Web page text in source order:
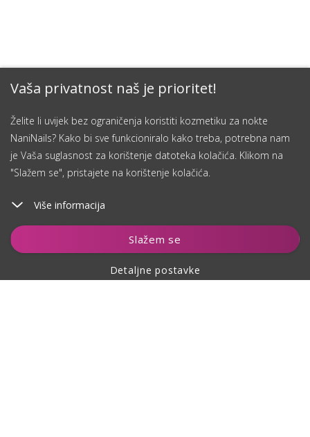
Vaša privatnost naš je prioritet!
Želite li uvijek bez ograničenja koristiti kozmetiku za nokte
NaniNails? Kako bi sve funkcioniralo kako treba, potrebna nam
je Vaša suglasnost za korištenje datoteka kolačića. Klikom na
"Slažem se", pristajete na korištenje kolačića.
Više informacija
Slažem se
Detaljne postavke
Dodaj u košaricu